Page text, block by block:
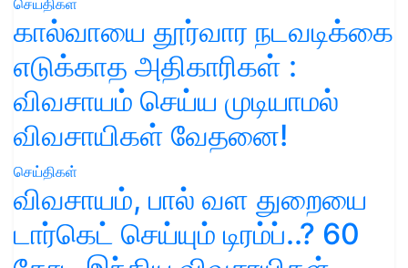
செய்திகள்
கால்வாயை தூர்வார நடவடிக்கை
எடுக்காத அதிகாரிகள் :
விவசாயம் செய்ய முடியாமல்
விவசாயிகள் வேதனை!
செய்திகள்
விவசாயம், பால் வள துறையை
டார்கெட் செய்யும் டிரம்ப்..? 60